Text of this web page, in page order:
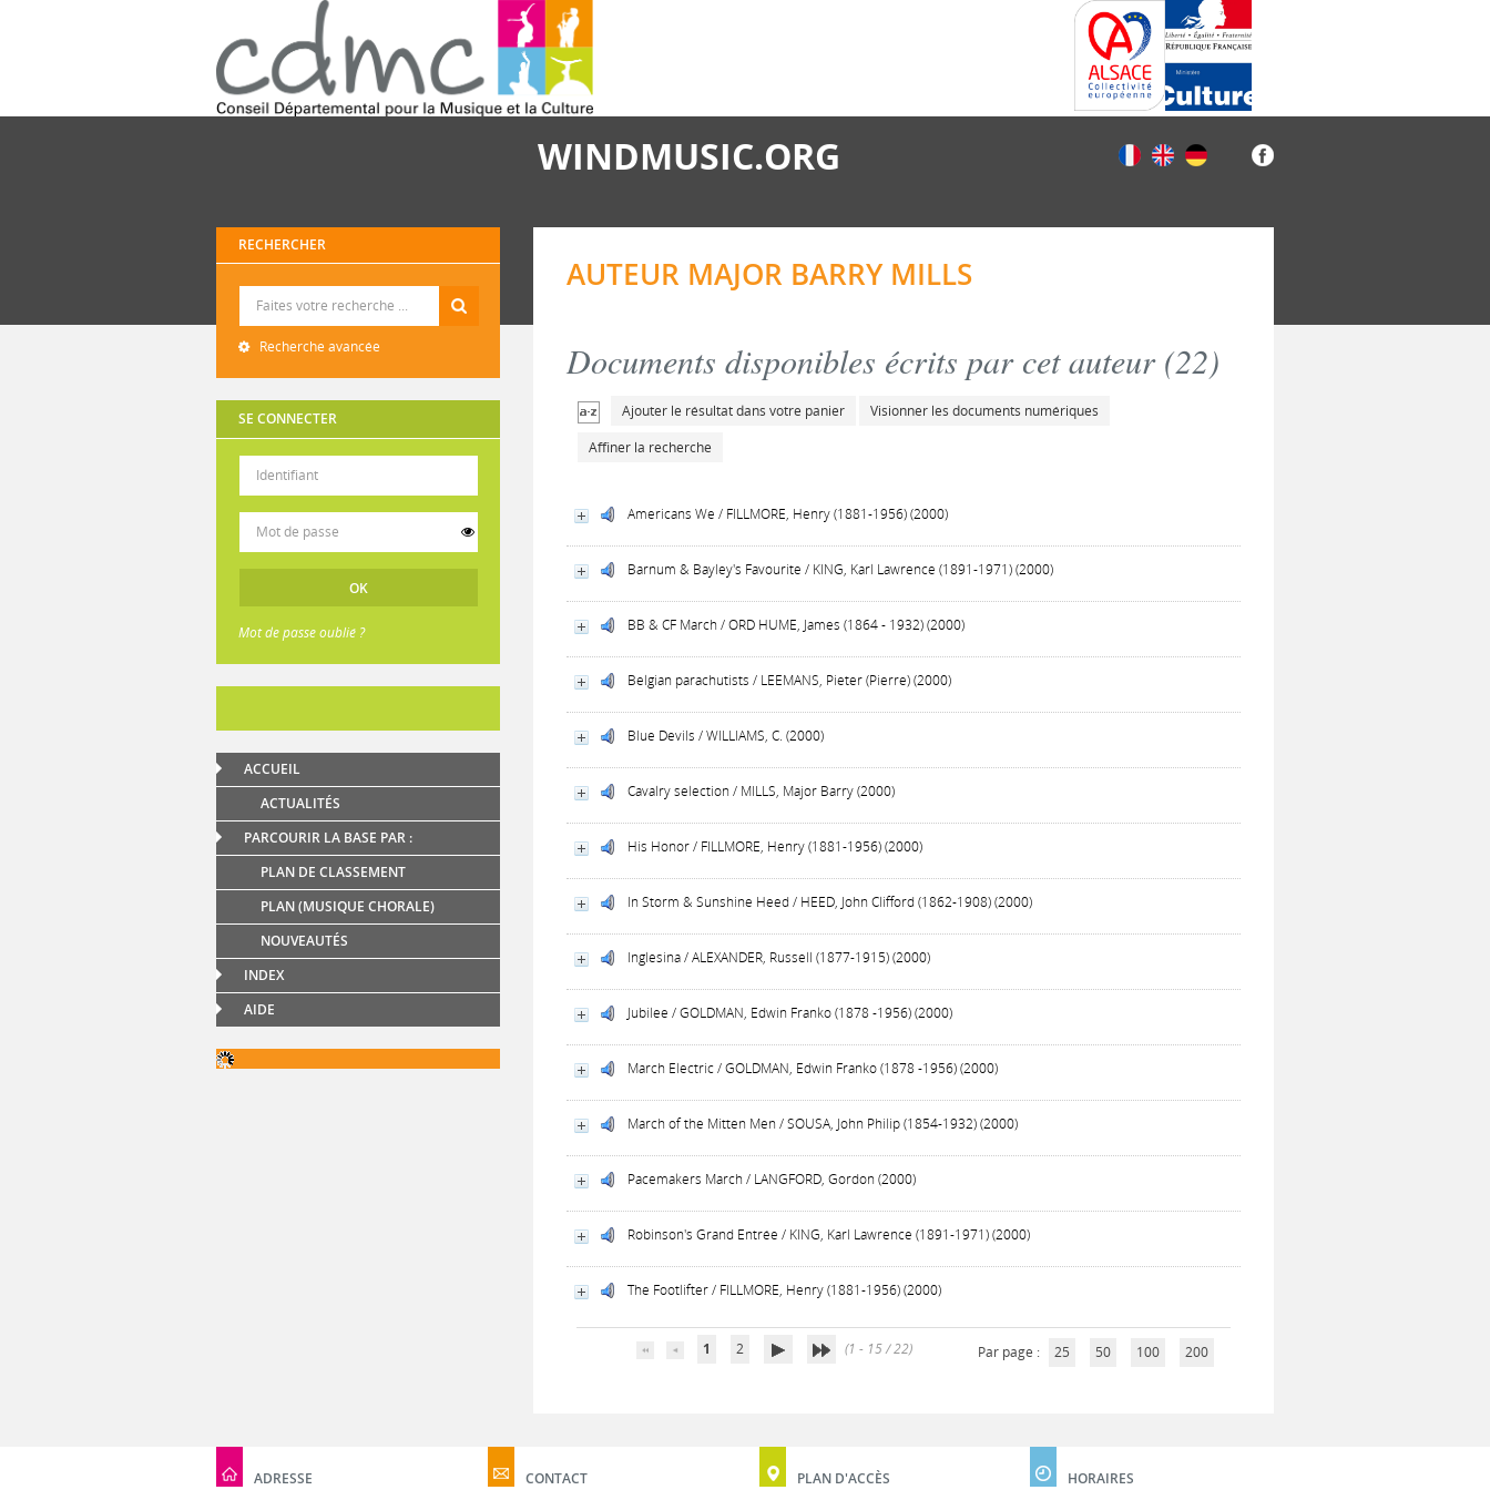
WINDMUSIC.ORG
RECHERCHER
Recherche avancée
SE CONNECTER
Mot de passe oublié ?
ACCUEIL
ACTUALITÉS
PARCOURIR LA BASE PAR :
PLAN DE CLASSEMENT
PLAN (MUSIQUE CHORALE)
NOUVEAUTÉS
INDEX
AIDE
AUTEUR MAJOR BARRY MILLS
Documents disponibles écrits par cet auteur (22)
Ajouter le résultat dans votre panier
Visionner les documents numériques
Affiner la recherche
Americans We / FILLMORE, Henry (1881-1956) (2000)
Barnum & Bayley's Favourite / KING, Karl Lawrence (1891-1971) (2000)
BB & CF March / ORD HUME, James (1864 - 1932) (2000)
Belgian parachutists / LEEMANS, Pieter (Pierre) (2000)
Blue Devils / WILLIAMS, C. (2000)
Cavalry selection / MILLS, Major Barry (2000)
His Honor / FILLMORE, Henry (1881-1956) (2000)
In Storm & Sunshine Heed / HEED, John Clifford (1862-1908) (2000)
Inglesina / ALEXANDER, Russell (1877-1915) (2000)
Jubilee / GOLDMAN, Edwin Franko (1878 -1956) (2000)
March Electric / GOLDMAN, Edwin Franko (1878 -1956) (2000)
March of the Mitten Men / SOUSA, John Philip (1854-1932) (2000)
Pacemakers March / LANGFORD, Gordon (2000)
Robinson's Grand Entrée / KING, Karl Lawrence (1891-1971) (2000)
The Footlifter / FILLMORE, Henry (1881-1956) (2000)
1 2 (1 - 15 / 22) Par page : 25 50 100 200
ADRESSE CONTACT PLAN D'ACCÈS HORAIRES